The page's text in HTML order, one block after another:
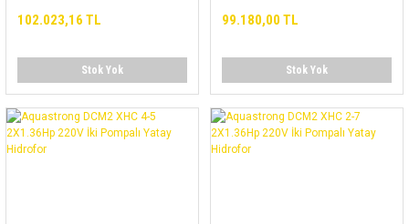
102.023,16 TL
Stok Yok
99.180,00 TL
Stok Yok